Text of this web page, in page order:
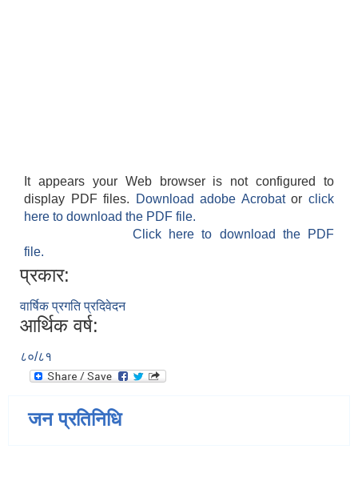
It appears your Web browser is not configured to
display PDF files.
Download adobe Acrobatorclick
here to download the PDF file.
Click here to download the PDF
file.
प्रकार:
वार्षिक प्रगति प्रदिवेदन
आर्थिक वर्ष:
८०/८१
जन प्रतिनिधि